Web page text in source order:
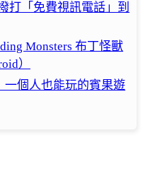
打「免費視訊電話」到
Monsters 布丁怪獸
）
一個人也能玩的賓果遊